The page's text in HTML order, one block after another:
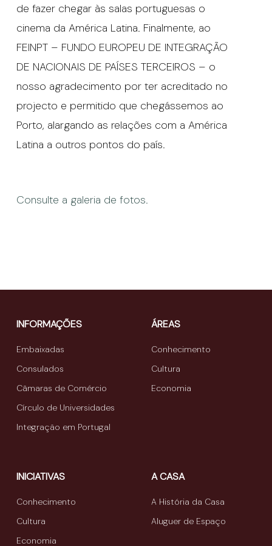
de fazer chegar às salas portuguesas o
cinema da América Latina. Finalmente, ao
FEINPT – FUNDO EUROPEU DE INTEGRAÇÃO
DE NACIONAIS DE PAÍSES TERCEIROS – o
nosso agradecimento por ter acreditado no
projecto e permitido que chegássemos ao
Porto, alargando as relações com a América
Latina a outros pontos do país.
Consulte a galeria de fotos.
INFORMAÇÕES
Embaixadas
Consulados
Câmaras de Comércio
Círculo de Universidades
Integração em Portugal
ÁREAS
Conhecimento
Cultura
Economia
INICIATIVAS
Conhecimento
Cultura
Economia
A CASA
A História da Casa
Aluguer de Espaço